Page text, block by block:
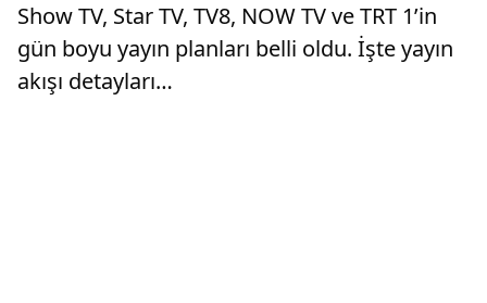
Show TV, Star TV, TV8, NOW TV ve TRT 1’in
gün boyu yayın planları belli oldu. İşte yayın
akışı detayları…